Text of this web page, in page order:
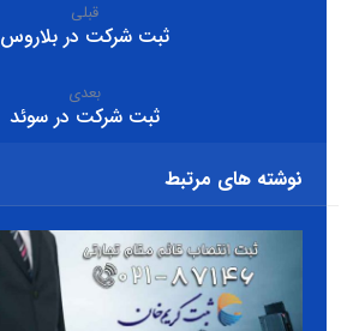
قبلی
ثبت شرکت در بلاروس
بعدی
ثبت شرکت در سوئد
نوشته های مرتبط